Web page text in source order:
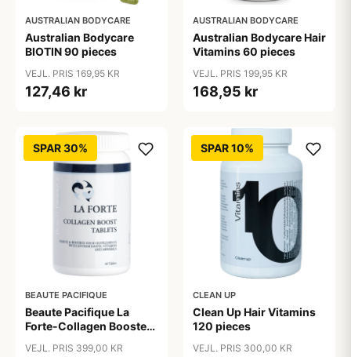
AUSTRALIAN BODYCARE
Australian Bodycare
BIOTIN 90 pieces
VEJL. PRIS 169,95 KR
127,46 kr
AUSTRALIAN BODYCARE
Australian Bodycare Hair
Vitamins 60 pieces
VEJL. PRIS 199,95 KR
168,95 kr
SPAR 30%
BEAUTE PACIFIQUE
Beaute Pacifique La
Forte-Collagen Booster
VEJL. PRIS 399,00 KR
SPAR 10%
CLEAN UP
Clean Up Hair Vitamins
120 pieces
VEJL. PRIS 300,00 KR